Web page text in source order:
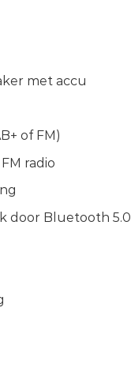
met accu
of FM)
radio
door Bluetooth 5.0